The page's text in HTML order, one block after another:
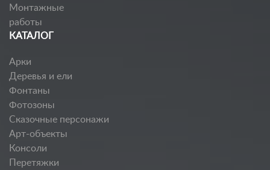
Монтажные
работы
КАТАЛОГ
Арки
Деревья и ели
Фонтаны
Фотозоны
Сказочные персонажи
Арт-объекты
Консоли
Перетяжки